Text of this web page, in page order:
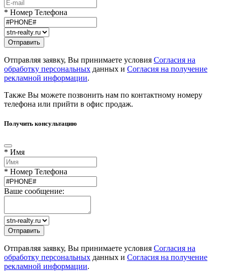
* Номер Телефона
Отправляя заявку, Вы принимаете условия Согласия на
обработку персональных данных и Согласия на получение
рекламной информации.
Также Вы можете позвонить нам по контактному номеру
телефона или прийти в офис продаж.
Получить консультацию
* Имя
* Номер Телефона
Ваше сообщение:
Отправляя заявку, Вы принимаете условия Согласия на
обработку персональных данных и Согласия на получение
рекламной информации.